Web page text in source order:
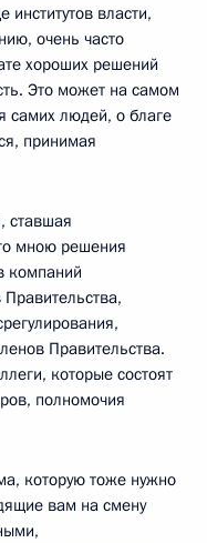
власти,
очень часто
хороших решений
Это может на самом
самих людей, о благе
принимая
ставшая
мною решения
компаний
Правительства.
которые состоят
полномочия
которую тоже нужно
вам на смену